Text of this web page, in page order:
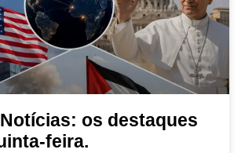
os destaques
feira.